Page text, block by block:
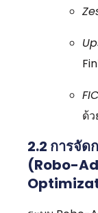
ด้
2.2 การจัด
(Robo-